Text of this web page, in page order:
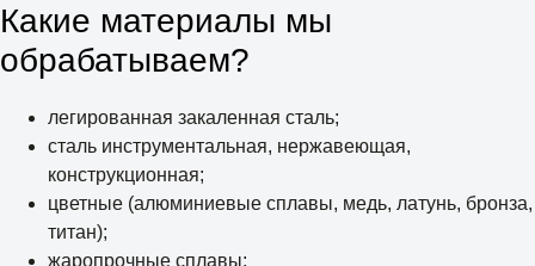
Какие материалы мы
обрабатываем?
легированная закаленная сталь;
сталь инструментальная, нержавеющая,
конструкционная;
цветные (алюминиевые сплавы, медь, латунь, бронза,
титан);
жаропрочные сплавы;